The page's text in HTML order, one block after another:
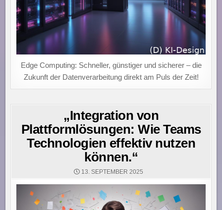
Edge Computing: Schneller, günstiger und sicherer – die
Zukunft der Datenverarbeitung direkt am Puls der Zeit!
„Integration von
Plattformlösungen: Wie Teams
Technologien effektiv nutzen
können.“
13. SEPTEMBER 2025